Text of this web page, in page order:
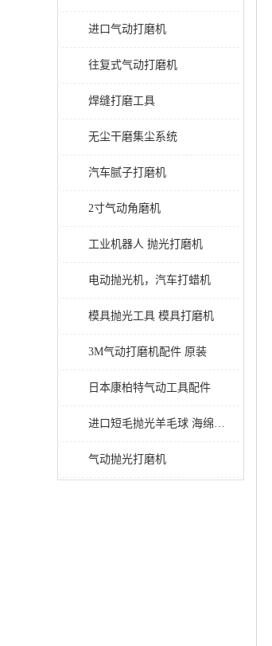
进口气动打磨机
往复式气动打磨机
焊缝打磨工具
无尘干磨集尘系统
汽车腻子打磨机
2寸气动角磨机
工业机器人 抛光打磨机
电动抛光机，汽车打蜡机
模具抛光工具 模具打磨机
3M气动打磨机配件 原装
日本康柏特气动工具配件
进口短毛抛光羊毛球 海绵抛光球
气动抛光打磨机